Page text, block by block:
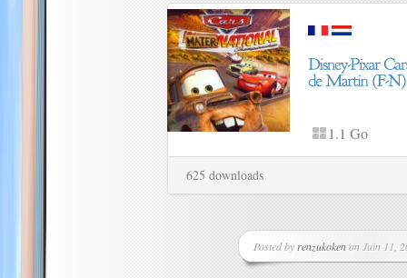
1.1 Go
625 downloads
Posted by renzukokenon Juin 11,